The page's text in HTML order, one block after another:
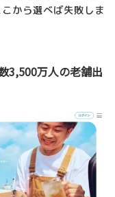
から選べば失敗しま
3,500万人の老舗出